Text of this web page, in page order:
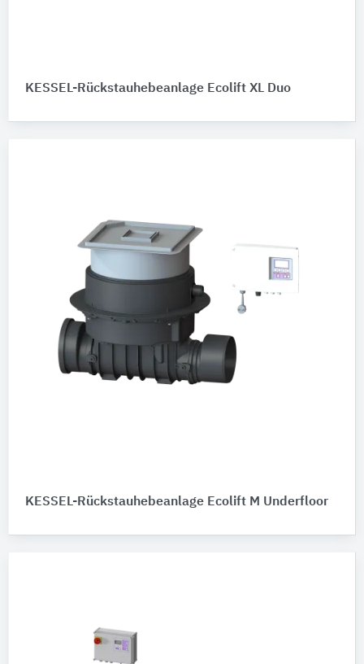
KESSEL-Rückstauhebeanlage Ecolift XL Duo
KESSEL-Rückstauhebeanlage Ecolift M Underfloor